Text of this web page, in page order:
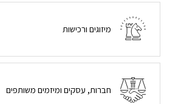
מיזוגים ורכישות
חברות, עסקים ומיזמים משותפים